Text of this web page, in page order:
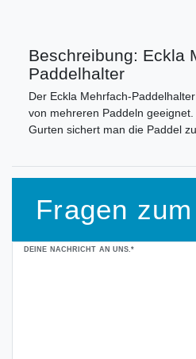
Beschreibung: Eckla
Paddelhalter
Der Eckla Mehrfach-
von mehreren Paddeln
Gurten sichert man die Paddel
Fragen
DEINE NACHRICHT AN UNS.*